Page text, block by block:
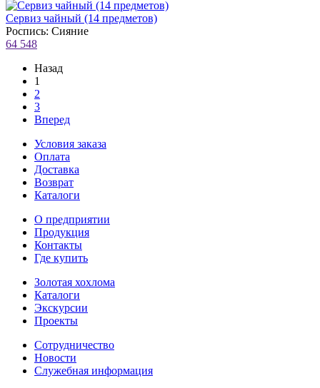
Сервиз чайный (14 предметов)
Роспись: Сияние
64 548
Назад
1
2
3
Вперед
Условия заказа
Оплата
Доставка
Возврат
Каталоги
О предприятии
Продукция
Контакты
Где купить
Золотая хохлома
Каталоги
Экскурсии
Проекты
Сотрудничество
Новости
Служебная информация